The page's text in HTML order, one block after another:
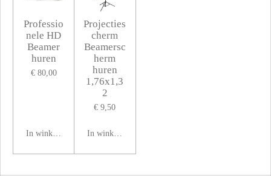
Professio
nele HD
Beamer
huren
€ 80,00
In winkelwagen
Projecties
cherm
Beamersc
herm
huren
1,76x1,3
2
€ 9,50
In winkelwagen